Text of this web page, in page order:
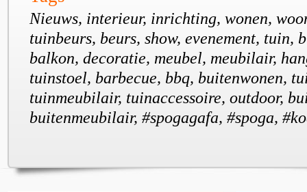
Nieuws, interieur, inrichting, wonen,
tuinbeurs, beurs, show, evenement, tuin,
balkon, decoratie, meubel, meubilair,
tuinstoel, barbecue, bbq, buitenwonen,
tuinmeubilair, tuinaccessoire, outdoor,
buitenmeubilair, #spogagafa, #spoga,